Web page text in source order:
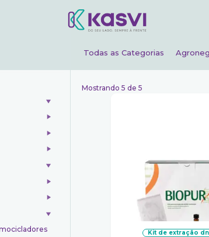
Todas as Categorias
Mostrando 5 de 5
kit de extração